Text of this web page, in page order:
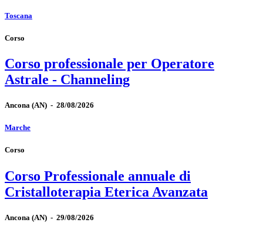
Toscana
Corso
Corso professionale per Operatore
Astrale - Channeling
Ancona (AN) - 28/08/2026
Marche
Corso
Corso Professionale annuale di
Cristalloterapia Eterica Avanzata
Ancona (AN) - 29/08/2026